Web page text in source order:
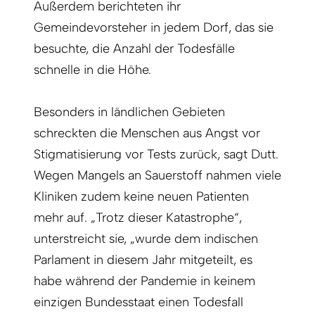
Außerdem berichteten ihr
Gemeindevorsteher in jedem Dorf, das sie
besuchte, die Anzahl der Todesfälle
schnelle in die Höhe.
Besonders in ländlichen Gebieten
schreckten die Menschen aus Angst vor
Stigmatisierung vor Tests zurück, sagt Dutt.
Wegen Mangels an Sauerstoff nahmen viele
Kliniken zudem keine neuen Patienten
mehr auf. „Trotz dieser Katastrophe“,
unterstreicht sie, „wurde dem indischen
Parlament in diesem Jahr mitgeteilt, es
habe während der Pandemie in keinem
einzigen Bundesstaat einen Todesfall